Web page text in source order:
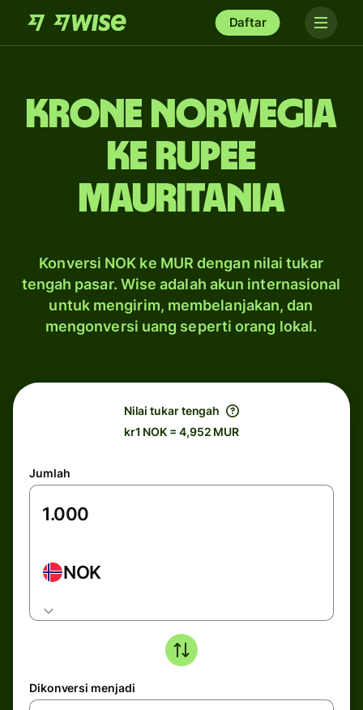
Daftar
krone Norwegia
ke rupee
Mauritania
Konversi NOK ke MUR dengan nilai tukar
tengah pasar. Wise adalah akun internasional
untuk mengirim, membelanjakan, dan
mengonversi uang seperti orang lokal.
Nilai tukar tengah
kr1 NOK = 4,952 MUR
Jumlah
NOK
Dikonversi menjadi